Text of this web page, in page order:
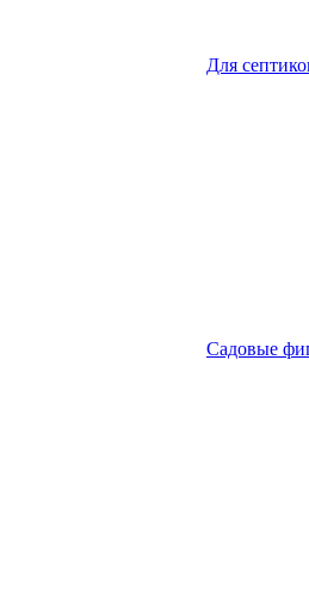
Для
Садовые